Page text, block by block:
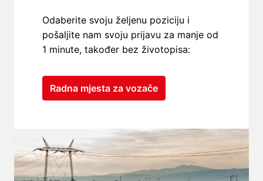
Odaberite svoju željenu poziciju i
pošaljite nam svoju prijavu za manje od
1 minute, također bez životopisa:
Radna mjesta za vozače